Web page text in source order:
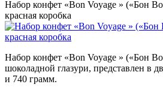
Набор конфет «Bon Voyage » («Бон
красная коробка
Набор конфет «Bon Voyage » («Бон
шоколадной глазури, представлен в
и 740 грамм.